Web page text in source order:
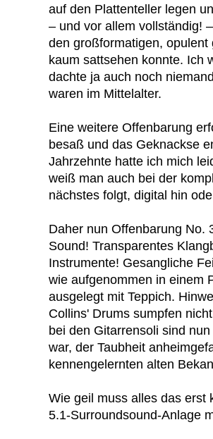
auf den Plattenteller legen
– und vor allem vollständig!
den großformatigen,
kaum sattsehen konnte. Ich
dachte ja auch noch
waren im Mittelalter.
Eine weitere Offenbarung
besaß und das Geknackse
Jahrzehnte hatte ich mich
weiß man auch bei der
nächstes folgt, digital hin
Daher nun Offenbarung No.
Sound! Transparentes
Instrumente! Gesangliche
wie aufgenommen in einem
ausgelegt mit Teppich.
Collins' Drums sumpfen
bei den Gitarrensoli sind
war, der Taubheit
kennengelernten alten
Wie geil muss alles das erst
5.1-Surroundsound-Anlage